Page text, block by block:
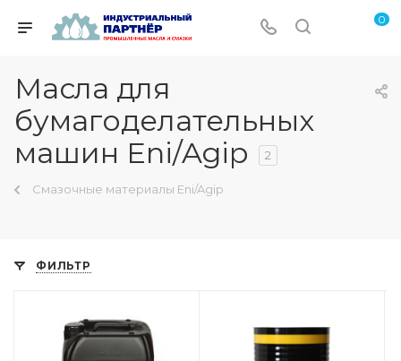
0
Масла для
бумагоделательных
машин Eni/Agip
2
Смазочные материалы Eni/Agip
ФИЛЬТР